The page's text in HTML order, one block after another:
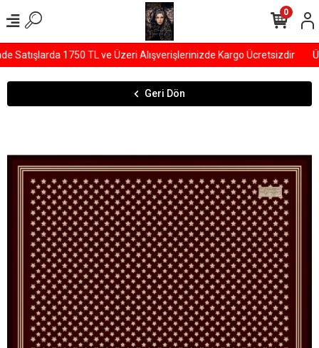
Satışlarda 1750 TL ve Üzeri Alışverişlerinizde Kargo Ücretsizdir
0
Geri Dön